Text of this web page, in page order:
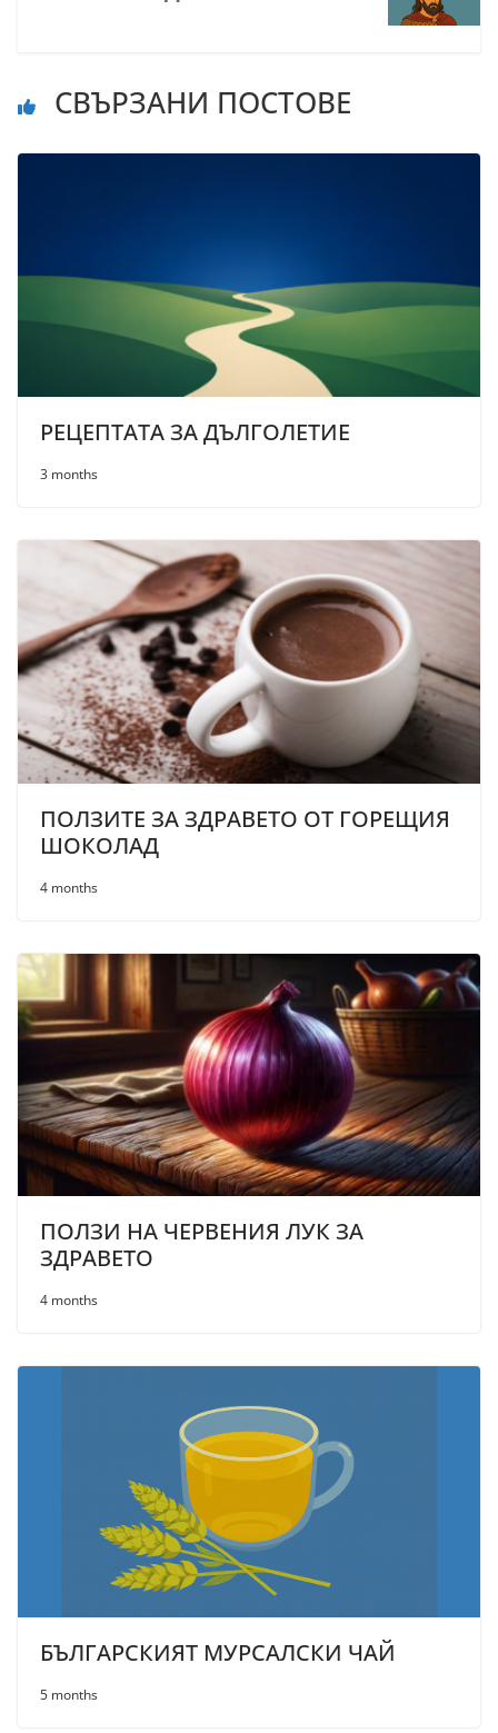
СВЪРЗАНИ ПОСТОВЕ
РЕЦЕПТАТА ЗА ДЪЛГОЛЕТИЕ
3 months
ПОЛЗИТЕ ЗА ЗДРАВЕТО ОТ ГОРЕЩИЯ
ШОКОЛАД
4 months
ПОЛЗИ НА ЧЕРВЕНИЯ ЛУК ЗА
ЗДРАВЕТО
4 months
БЪЛГАРСКИЯТ МУРСАЛСКИ ЧАЙ
5 months